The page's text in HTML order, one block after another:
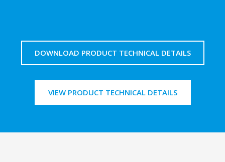
DOWNLOAD PRODUCT TECHNICAL DETAILS
VIEW PRODUCT TECHNICAL DETAILS